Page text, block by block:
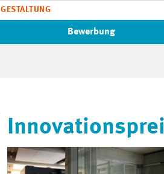
GESTALTUNG
Bewerbung